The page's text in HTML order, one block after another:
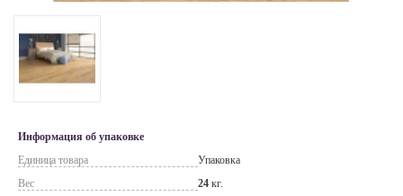
Информация об упаковке
Единица товара
Упаковка
Вес
24 кг.